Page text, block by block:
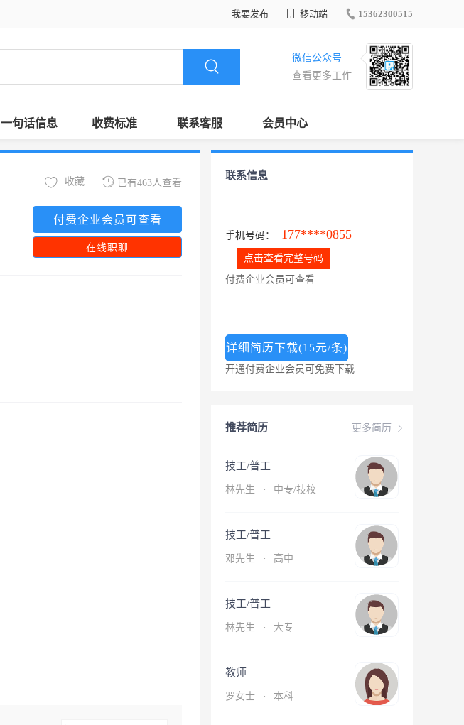
我要发布 移动端 15362300515
微信公众号
查看更多工作
一句话信息 收费标准 联系客服 会员中心
已有463人查看
收藏
付费企业会员可查看
在线职聊
联系信息
手机号码： 177****0855
点击查看完整号码
付费企业会员可查看
详细简历下载(15元/条)
开通付费企业会员可免费下载
更多简历
推荐简历
技工/普工
林先生 · 中专/技校
技工/普工
邓先生 · 高中
技工/普工
林先生 · 大专
教师
罗女士 · 本科